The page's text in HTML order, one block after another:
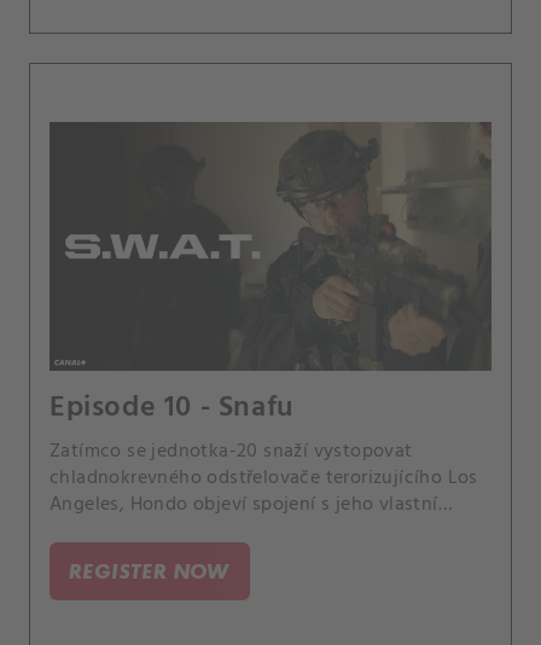
Episode 10 - Snafu
Zatímco se jednotka-20 snaží vystopovat
chladnokrevného odstřelovače terorizujícího Los
Angeles, Hondo objeví spojení s jeho vlastní
smrtícím střelcem.
REGISTER NOW